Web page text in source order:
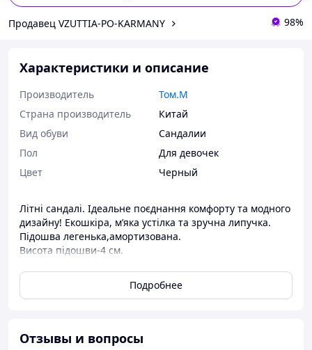
Продавец VZUTTIA-PO-KARMANY 98%
Характеристики и описание
Производитель
Том.М
Страна производитель
Китай
Вид обуви
Сандалии
Пол
Для девочек
Цвет
Черный
Літні сандалі. Ідеальне поєднання комфорту та модного
дизайну! Екошкіра, м’яка устілка та зручна липучка.
Підошва легенька,амортизована.
Висота підошви-4 см.
Розміри/ довжина устілки від краю до краю всередині
взуття (можлива похибка +/- 0.2 см)
36 - 23,3 см
39 - 24,7 см
Подробнее
Отзывы и вопросы